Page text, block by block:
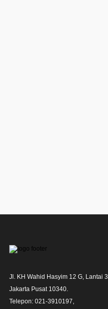
Jl. KH Wahid Hasyim 12 G, Lantai 3,
Jakarta Pusat 10340.
Telepon: 021-3910197,